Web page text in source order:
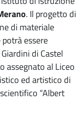
. Il progetto di
di materiale
essere
di Castel
assegnato al Liceo
ed artistico di
“Albert